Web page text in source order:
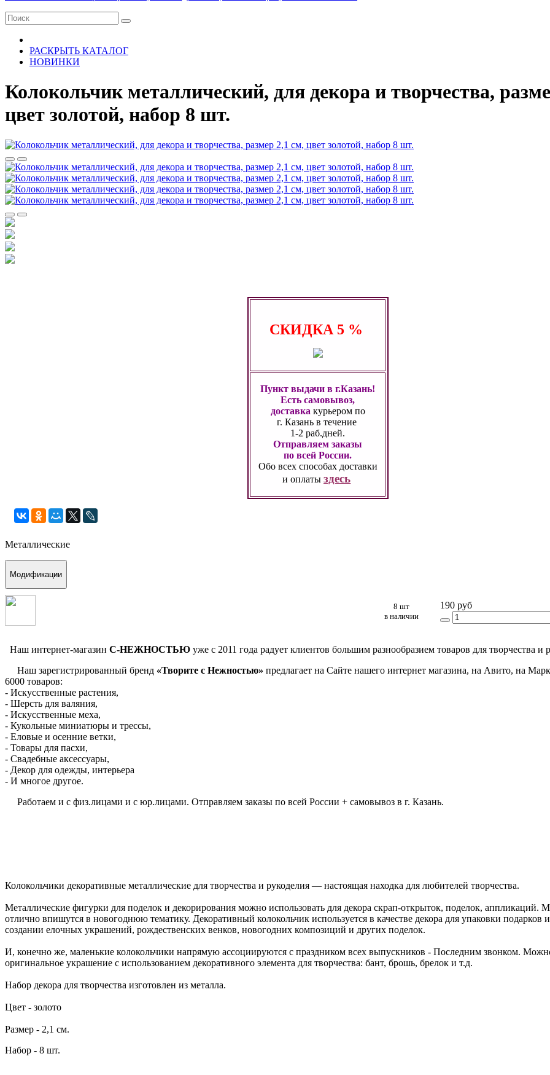
РАСКРЫТЬ КАТАЛОГ
НОВИНКИ
Колокольчик металлический, для декора и творчества,
цвет золотой, набор 8 шт.
СКИДКА 5 %
Пункт выдачи в г.Казань!
Есть самовывоз,
доставка курьером по
г. Казань в течение
1-2 раб.дней.
Отправляем заказы
по всей России.
Обо всех способах доставки
и оплатыздесь
Металлические
Модификации
8 шт
в наличии
190 руб
Наш интернет-магазин С-НЕЖНОСТЬЮ уже с 2011 года радует клиентов большим разнообразием товаров для творчества и
Наш зарегистрированный бренд «Творите с Нежностью» предлагает на Сайте нашего интернет магазина, на Авито, на
6000 товаров:
- Искусственные растения,
- Шерсть для валяния,
- Искусственные меха,
- Кукольные миниатюры и трессы,
- Еловые и осенние ветки,
- Товары для пасхи,
- Свадебные аксессуары,
- Декор для одежды, интерьера
- И многое другое.
Работаем и с физ.лицами и с юр.лицами. Отправляем заказы по всей России + самовывоз в г. Казань.
Колокольчики декоративные металлические для творчества и рукоделия — настоящая находка для любителей творчества.
Металлические фигурки для поделок и декорирования можно использовать для декора скрап-открыток, поделок, аппликаций.
отлично впишутся в новогоднюю тематику. Декоративный колокольчик используется в качестве декора для упаковки подарков
создании елочных украшений, рождественских венков, новогодних композиций и других поделок.
И, конечно же, маленькие колокольчики напрямую ассоциируются с праздником всех выпускников - Последним звонком.
оригинальное украшение с использованием декоративного элемента для творчества: бант, брошь, брелок и т.д.
Набор декора для творчества изготовлен из металла.
Цвет - золото
Размер - 2,1 см.
Набор - 8 шт.